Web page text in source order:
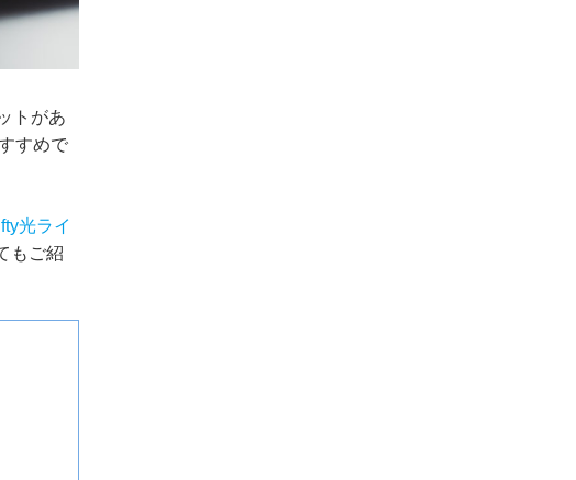
トがあ
すめで
光ライ
もご紹